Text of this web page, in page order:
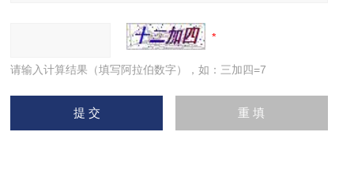
请输入计算结果（填写阿拉伯数字），如：三加四=7